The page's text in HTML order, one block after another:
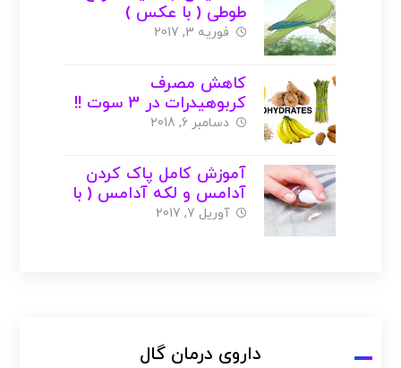
طوطی ( با عکس )
فوریه 3, 2017
کاهش مصرف
کربوهیدرات در 3 سوت !!
( با عکس )
دسامبر 6, 2018
آموزش کامل پاک کردن
آدامس و لکه آدامس ( با
عکس )
آوریل 7, 2017
داروی درمان گال